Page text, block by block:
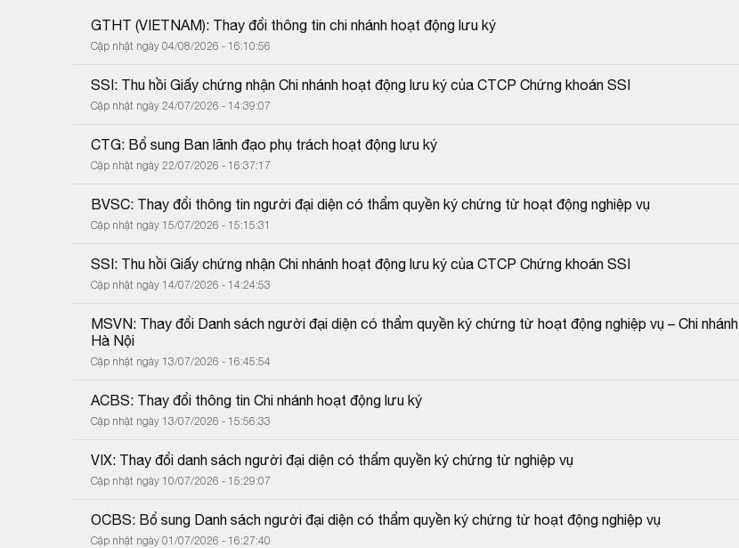
GTHT (VIETNAM): Thay đổi thông tin chi nhánh hoạt động lưu ký
Cập nhật ngày 04/08/2026 - 16:10:56
SSI: Thu hồi Giấy chứng nhận Chi nhánh hoạt động lưu ký của CTCP Chứng khoán SSI
Cập nhật ngày 24/07/2026 - 14:39:07
CTG: Bổ sung Ban lãnh đạo phụ trách hoạt động lưu ký
Cập nhật ngày 22/07/2026 - 16:37:17
BVSC: Thay đổi thông tin người đại diện có thẩm quyền ký chứng từ hoạt động nghiệp vụ
Cập nhật ngày 15/07/2026 - 15:15:31
SSI: Thu hồi Giấy chứng nhận Chi nhánh hoạt động lưu ký của CTCP Chứng khoán SSI
Cập nhật ngày 14/07/2026 - 14:24:53
MSVN: Thay đổi Danh sách người đại diện có thẩm quyền ký chứng từ hoạt động nghiệp vụ – Chi nhánh
Hà Nội
Cập nhật ngày 13/07/2026 - 16:45:54
ACBS: Thay đổi thông tin Chi nhánh hoạt động lưu ký
Cập nhật ngày 13/07/2026 - 15:56:33
VIX: Thay đổi danh sách người đại diện có thẩm quyền ký chứng từ nghiệp vụ
Cập nhật ngày 10/07/2026 - 15:29:07
OCBS: Bổ sung Danh sách người đại diện có thẩm quyền ký chứng từ hoạt động nghiệp vụ
Cập nhật ngày 01/07/2026 - 16:27:40